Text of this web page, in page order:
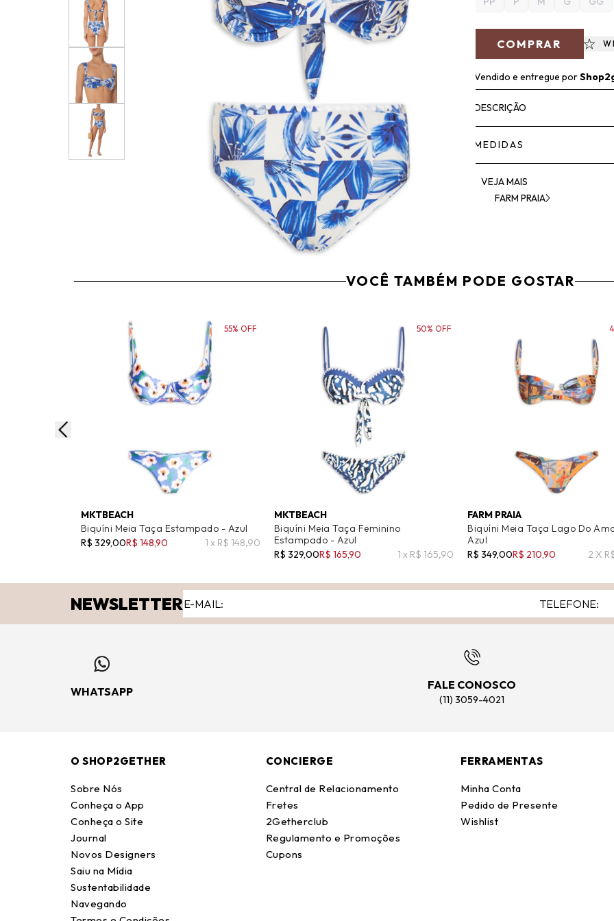
COMPRAR
Vendido e entregue por
DESCRIÇÃO
MEDIDAS
VEJA MAIS
FARM PRAIA
VOCÊ TAMBÉM PODE GOSTAR
MKTBEACH
Biquíni Meia Taça Estampado - Azul
R$ 329,00R$ 148,90 1 x R$ 148,90
55% OFF
MKTBEACH
Biquíni Meia Taça Feminino
Estampado - Azul
R$ 329,00R$ 165,90 1 x R$ 165,90
50% OFF
FARM PRAIA
Biquíni Meia Taça Lago Do
Azul
R$ 349,00R$ 210,90 2 X
NEWSLETTER
WHATSAPP
FALE CONOSCO
(11) 3059-4021
O SHOP2GETHER
Sobre Nós
Conheça o App
Conheça o Site
Journal
Novos Designers
Saiu na Mídia
Sustentabilidade
Navegando
CONCIERGE
Central de Relacionamento
Fretes
2Getherclub
Regulamento e Promoções
Cupons
FERRAMENTAS
Minha Conta
Pedido de Presente
Wishlist